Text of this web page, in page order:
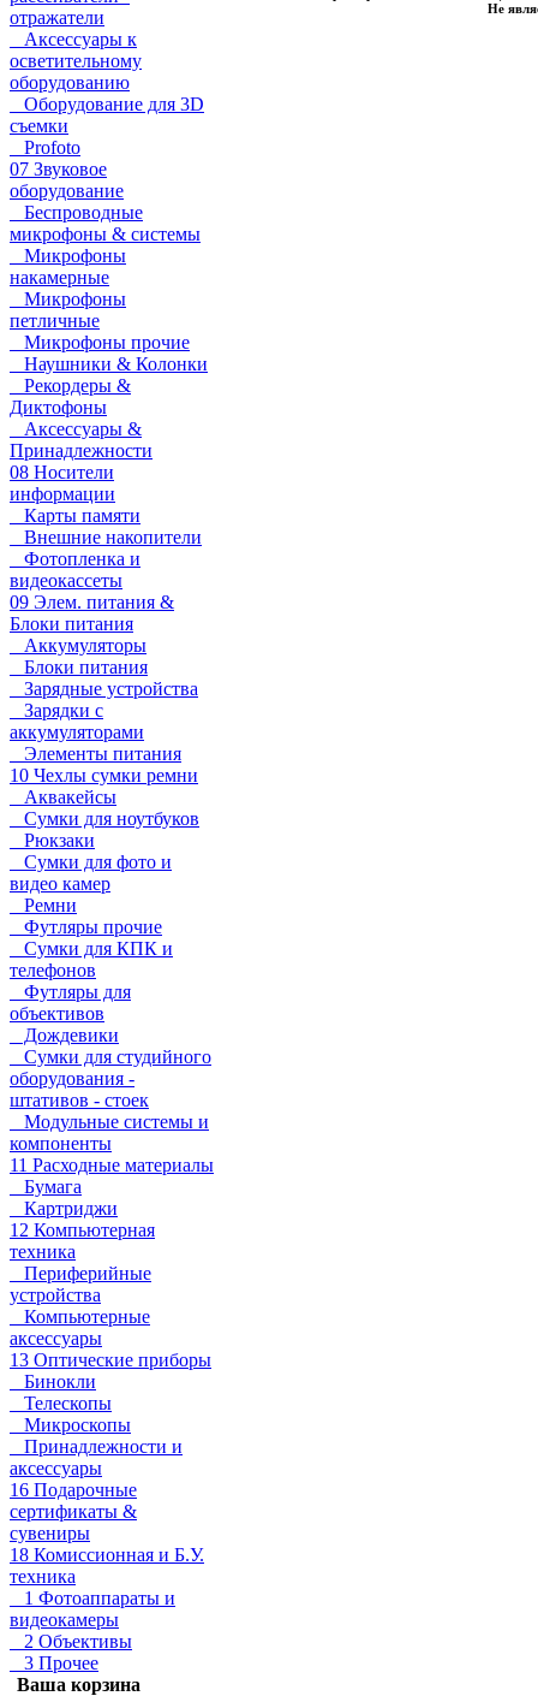
отражатели
Аксессуары к
осветительному
оборудованию
Оборудование для 3D
съемки
Profoto
07 Звуковое
оборудование
Беспроводные
микрофоны & системы
Микрофоны
накамерные
Микрофоны
петличные
Микрофоны прочие
Наушники & Колонки
Рекордеры &
Диктофоны
Аксессуары &
Принадлежности
08 Носители
информации
Карты памяти
Внешние накопители
Фотопленка и
видеокассеты
09 Элем. питания &
Блоки питания
Аккумуляторы
Блоки питания
Зарядные устройства
Зарядки с
аккумуляторами
Элементы питания
10 Чехлы сумки ремни
Аквакейсы
Сумки для ноутбуков
Рюкзаки
Сумки для фото и
видео камер
Ремни
Футляры прочие
Сумки для КПК и
телефонов
Футляры для
объективов
Дождевики
Сумки для студийного
оборудования -
штативов - стоек
Модульные системы и
компоненты
11 Расходные материалы
Бумага
Картриджи
12 Компьютерная
техника
Периферийные
устройства
Компьютерные
аксессуары
13 Оптические приборы
Бинокли
Телескопы
Микроскопы
Принадлежности и
аксессуары
16 Подарочные
сертификаты &
сувениры
18 Комиссионная и Б.У.
техника
1 Фотоаппараты и
видеокамеры
2 Объективы
3 Прочее
Ваша корзина
Не